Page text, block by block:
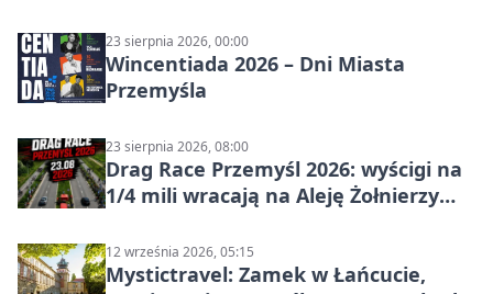
23 sierpnia 2026, 00:00
Wincentiada 2026 – Dni Miasta
Przemyśla
23 sierpnia 2026, 08:00
Drag Race Przemyśl 2026: wyścigi na
1/4 mili wracają na Aleję Żołnierzy
12 września 2026, 05:15
Mystictravel: Zamek w Łańcucie,